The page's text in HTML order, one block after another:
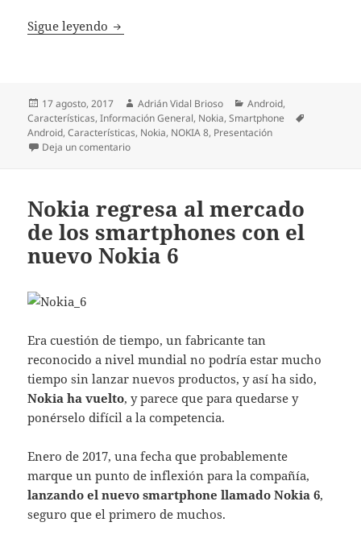
Sigue leyendo Nokia 8: el nuevo gama alta de Nokia ya
Publicado
el
17 agosto, 2017 Autor
Adrián Vidal Brioso Categorías
Android,
Características,Información General, Nokia,Smartphone
Android,Características, Nokia, NOKIA 8, Presentación
Deja un comentarioen Nokia 8: el nuevo gama alta de Nokia ya está
Nokia regresa al mercado
de los smartphones con el
nuevo Nokia 6
Era cuestión de tiempo, un fabricante tan
reconocido a nivel mundial no podría estar mucho
tiempo sin lanzar nuevos productos, y así ha sido,
Nokia ha vuelto, y parece que para quedarse y
ponérselo difícil a la competencia.
Enero de 2017, una fecha que probablemente
marque un punto de inflexión para la compañía,
lanzando el nuevo smartphone llamado Nokia 6,
seguro que el primero de muchos.